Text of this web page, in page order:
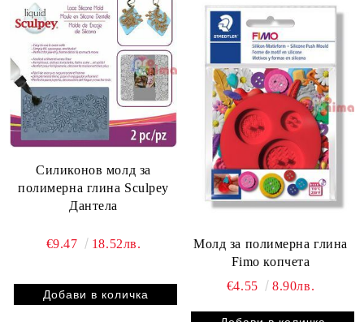
Силиконов молд за
полимерна глина Sculpey
Дантела
€9.47 18.52лв.
Mолд за полимерна глина
Fimo копчета
€4.55
8.90лв.